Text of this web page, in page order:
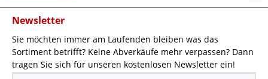
Newsletter
Sie möchten immer am Laufenden bleiben was das
Sortiment betrifft? Keine Abverkäufe mehr verpassen? Dann
tragen Sie sich für unseren kostenlosen Newsletter ein!